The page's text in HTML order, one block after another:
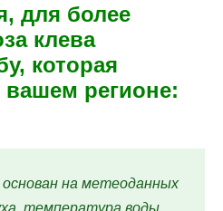
для более
клева
которая
вашем регионе:
на метеоданных